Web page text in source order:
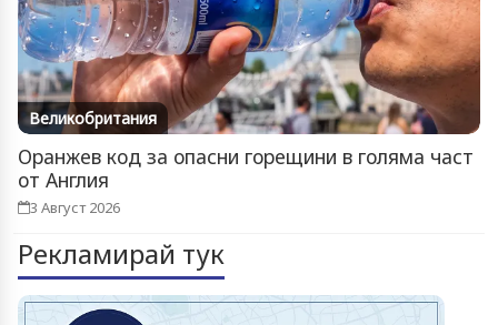
Великобритания
Оранжев код за опасни горещини в голяма част
от Англия
3 Август 2026
Рекламирай тук